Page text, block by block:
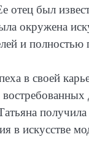
отец был
окружена
и
в своей
в искусстве